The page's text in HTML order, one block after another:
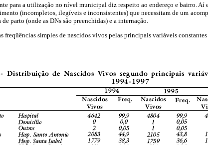
para a utilização no nível municipal diz respeito ao endereço e bairro. Aí
(incompletos, ilegíveis e inconsistentes) que necessitam de um
parto (onde as DNs são preenchidas) e a internação.
freqüências simples de nascidos vivos pelas principais variáveis